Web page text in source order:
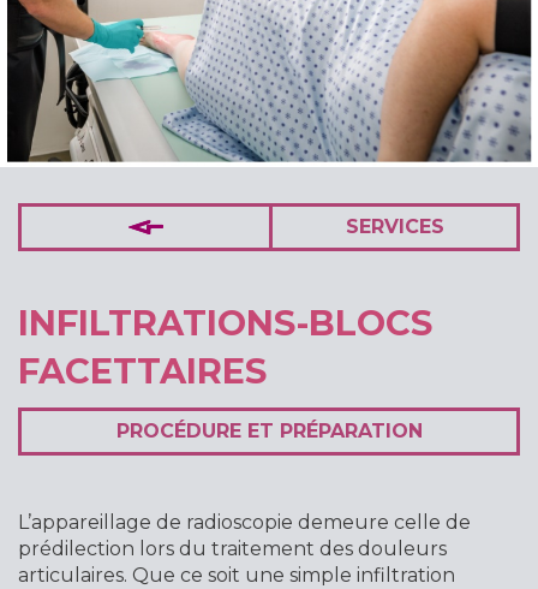
SERVICES
INFILTRATIONS-BLOCS
FACETTAIRES
PROCÉDURE ET PRÉPARATION
L’appareillage de radioscopie demeure celle de
prédilection lors du traitement des douleurs
articulaires. Que ce soit une simple infiltration